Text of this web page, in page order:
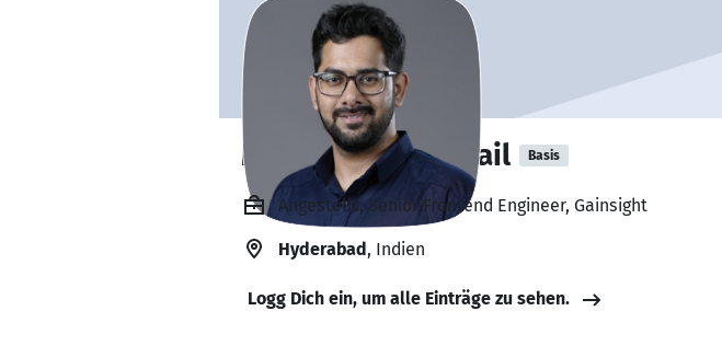
Mohd. Abdul Sohail Basis
Angestellt, Senior Frontend Engineer, Gainsight
Hyderabad, Indien
Logg Dich ein, um alle Einträge zu sehen.